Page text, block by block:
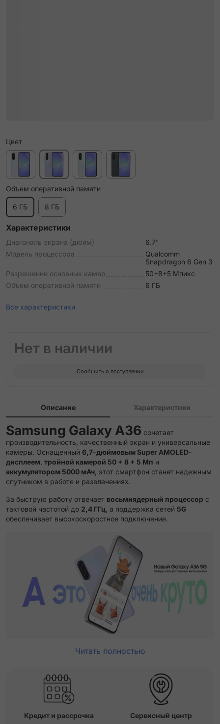
Цвет
Объем оперативной памяти
6 ГБ 8 ГБ
Характеристики
Диагональ экрана (дюйм)
6.7"
Модель процессора
Qualcomm
Snapdragon 6 Gen 3
Разрешение основных камер
50+8+5 Мпикс
Объем оперативной памяти
6 ГБ
Все характеристики
Нет в наличии
Сообщить о поступлении
Описание Характеристики
Samsung Galaxy A36 сочетает
производительность, качественный экран и универсальные
камеры. Оснащенный 6,7-дюймовым Super AMOLED-
дисплеем тройной камерой 50 + 8 + 5 Мп и
аккумулятором 5000 мАч , этот смартфон станет надежным
спутником в работе и развлечениях.
За быструю работу отвечает восьмиядерный процессор с
тактовой частотой до 2,4 ГГц , а поддержка сетей 5G
обеспечивает высокоскоростное подключение.
Читать полностью
Кредит и рассрочка Сервисный центр